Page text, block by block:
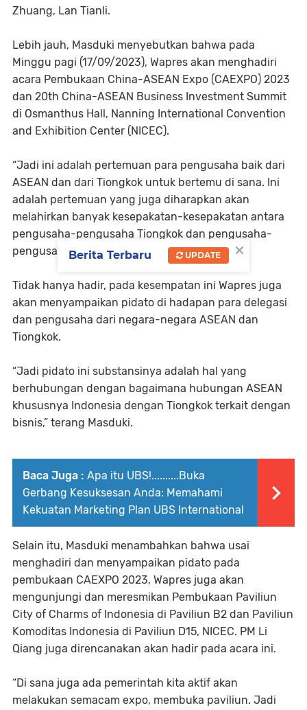
Zhuang, Lan Tianli.
Lebih jauh, Masduki menyebutkan bahwa pada
Minggu pagi (17/09/2023), Wapres akan menghadiri
acara Pembukaan China-ASEAN Expo (CAEXPO) 2023
dan 20th China-ASEAN Business Investment Summit
di Osmanthus Hall, Nanning International Convention
and Exhibition Center (NICEC).
“Jadi ini adalah pertemuan para pengusaha baik dari
ASEAN dan dari Tiongkok untuk bertemu di sana. Ini
adalah pertemuan yang juga diharapkan akan
melahirkan banyak kesepakatan-kesepakatan antara
pengusaha-pengusaha Tiongkok dan pengusaha-
pengusaha Indonesia,” paparnya.
Tidak hanya hadir, pada kesempatan ini Wapres juga
akan menyampaikan pidato di hadapan para delegasi
dan pengusaha dari negara-negara ASEAN dan
Tiongkok.
“Jadi pidato ini substansinya adalah hal yang
berhubungan dengan bagaimana hubungan ASEAN
khususnya Indonesia dengan Tiongkok terkait dengan
bisnis,” terang Masduki.
Baca Juga : Apa itu UBS!..........Buka
Gerbang Kesuksesan Anda: Memahami
Kekuatan Marketing Plan UBS International
Selain itu, Masduki menambahkan bahwa usai
menghadiri dan menyampaikan pidato pada
pembukaan CAEXPO 2023, Wapres juga akan
mengunjungi dan meresmikan Pembukaan Paviliun
City of Charms of Indonesia di Paviliun B2 dan Paviliun
Komoditas Indonesia di Paviliun D15, NICEC. PM Li
Qiang juga direncanakan akan hadir pada acara ini.
“Di sana juga ada pemerintah kita aktif akan
melakukan semacam expo, membuka paviliun. Jadi
×
Berita Terbaru UPDATE